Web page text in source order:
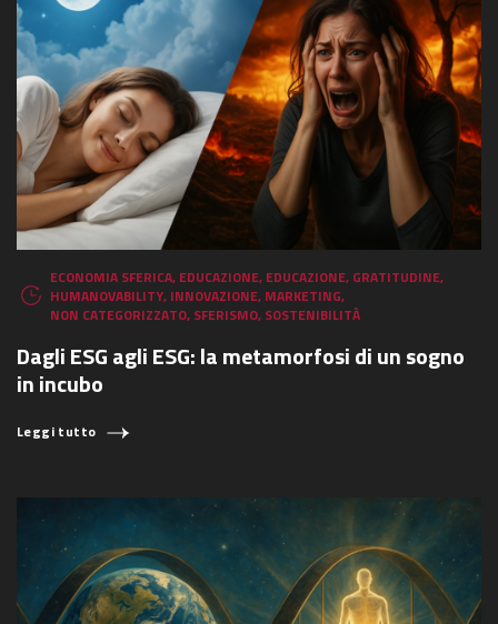
ECONOMIA SFERICA, EDUCAZIONE, EDUCAZIONE, GRATITUDINE,
HUMANOVABILITY, INNOVAZIONE, MARKETING,
NON CATEGORIZZATO, SFERISMO, SOSTENIBILITÀ
Dagli ESG agli ESG: la metamorfosi di un sogno
in incubo
Leggi tutto